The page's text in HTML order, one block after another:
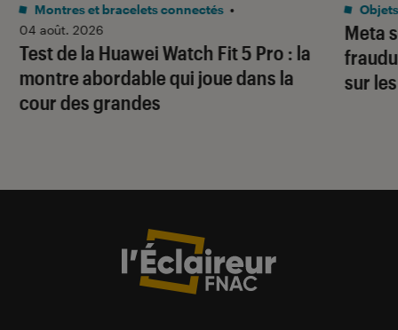
Test de la Huawei Watch Fit 5 Pro : la
montre abordable qui joue dans la
cour des grandes
Montres et bracelets connectés •
04 août. 2026
Meta
sur